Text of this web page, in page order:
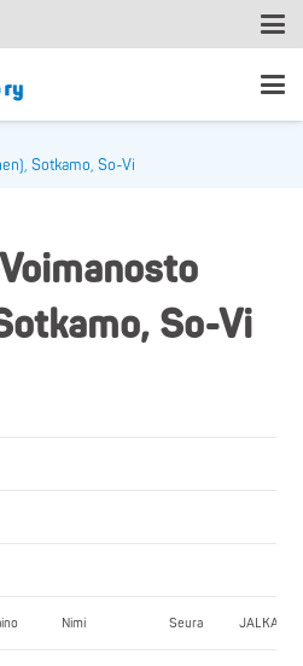
Sotkamo, So-Vi
So-Vi
Nimi Seura